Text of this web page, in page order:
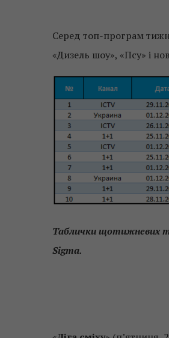
Серед топ-програм
«Дизель шоу», «Псу» і
Таблички щотижневих
Sigmа.